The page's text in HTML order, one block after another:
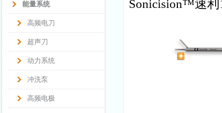
能量系统
高频电刀
超声刀
动力系统
冲洗泵
高频电极
Sonicision™速